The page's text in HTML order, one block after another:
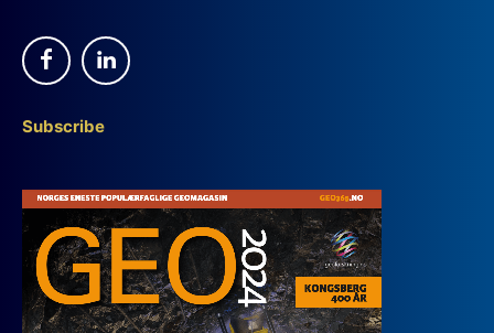
Subscribe